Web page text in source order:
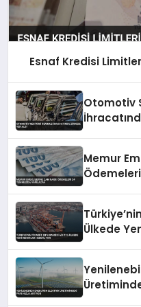
Esnaf Kredisi
Otomotiv
Memur
Ülkede